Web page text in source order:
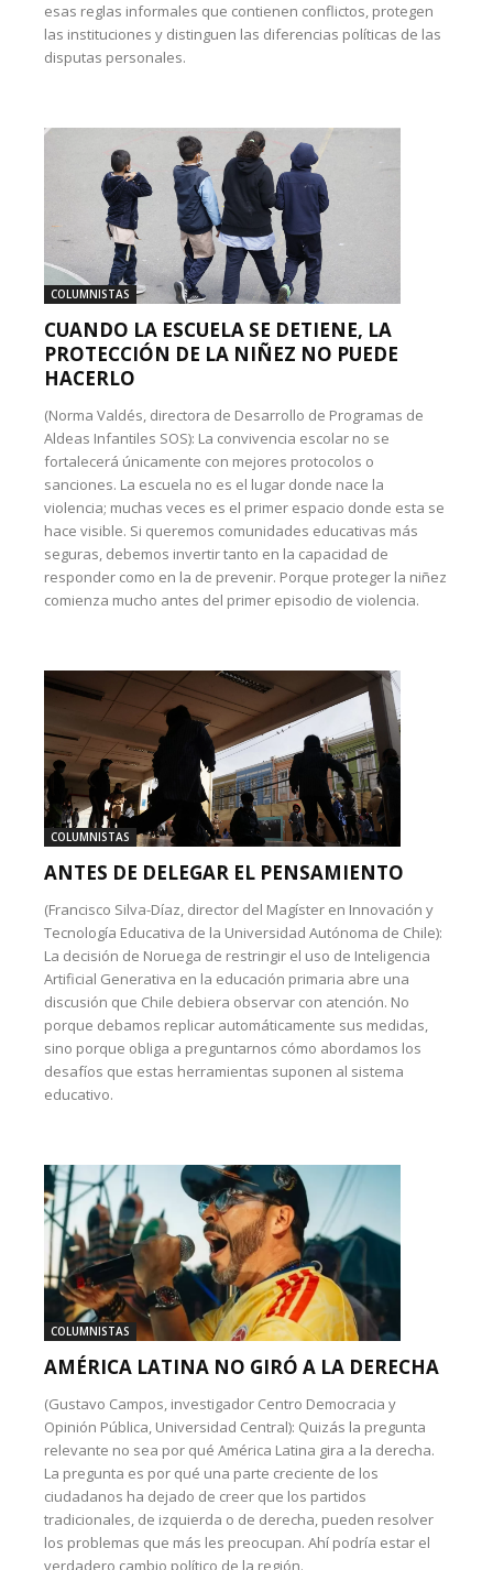
esas reglas informales que contienen conflictos, protegen
las instituciones y distinguen las diferencias políticas de las
disputas personales.
COLUMNISTAS
CUANDO LA ESCUELA SE DETIENE, LA
PROTECCIÓN DE LA NIÑEZ NO PUEDE
HACERLO
(Norma Valdés, directora de Desarrollo de Programas de
Aldeas Infantiles SOS): La convivencia escolar no se
fortalecerá únicamente con mejores protocolos o
sanciones. La escuela no es el lugar donde nace la
violencia; muchas veces es el primer espacio donde esta se
hace visible. Si queremos comunidades educativas más
seguras, debemos invertir tanto en la capacidad de
responder como en la de prevenir. Porque proteger la niñez
comienza mucho antes del primer episodio de violencia.
COLUMNISTAS
ANTES DE DELEGAR EL PENSAMIENTO
(Francisco Silva-Díaz, director del Magíster en Innovación y
Tecnología Educativa de la Universidad Autónoma de Chile):
La decisión de Noruega de restringir el uso de Inteligencia
Artificial Generativa en la educación primaria abre una
discusión que Chile debiera observar con atención. No
porque debamos replicar automáticamente sus medidas,
sino porque obliga a preguntarnos cómo abordamos los
desafíos que estas herramientas suponen al sistema
educativo.
COLUMNISTAS
AMÉRICA LATINA NO GIRÓ A LA DERECHA
(Gustavo Campos, investigador Centro Democracia y
Opinión Pública, Universidad Central): Quizás la pregunta
relevante no sea por qué América Latina gira a la derecha.
La pregunta es por qué una parte creciente de los
ciudadanos ha dejado de creer que los partidos
tradicionales, de izquierda o de derecha, pueden resolver
los problemas que más les preocupan. Ahí podría estar el
verdadero cambio político de la región.